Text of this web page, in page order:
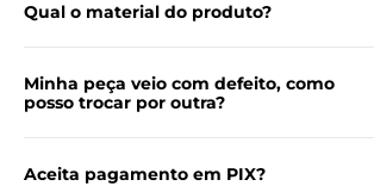
Qual o material do produto?
Minha peça veio com defeito, como
posso trocar por outra?
Aceita pagamento em PIX?